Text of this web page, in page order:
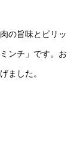
の旨味とピリッ
ンチ」です。お
ました。